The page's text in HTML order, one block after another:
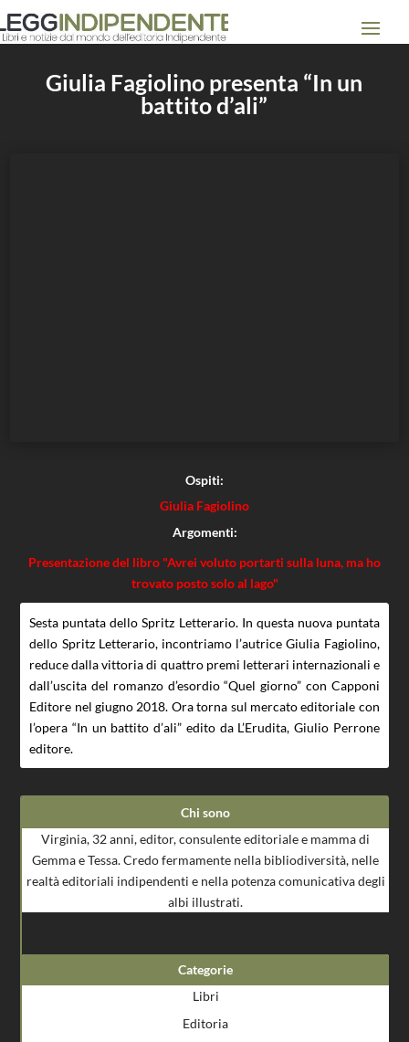
Giulia Fagiolino presenta “In un
battito d’ali”
Ospiti:
Giulia Fagiolino
Argomenti:
Presentazione del libro "Avrei voluto portarti sulla luna, ma ho
trovato posto solo al lago"
Sesta puntata dello Spritz Letterario. In questa nuova puntata
dello Spritz Letterario, incontriamo l’autrice Giulia Fagiolino,
reduce dalla vittoria di quattro premi letterari internazionali e
dall’uscita del romanzo d’esordio “Quel giorno” con Capponi
Editore nel giugno 2018. Ora torna sul mercato editoriale con
l’opera “In un battito d’ali” edito da L’Erudita, Giulio Perrone
editore.
Chi sono
Virginia, 32 anni, editor, consulente editoriale e mamma di
Gemma e Tessa. Credo fermamente nella bibliodiversità, nelle
realtà editoriali indipendenti e nella potenza comunicativa degli
albi illustrati.
Categorie
Libri
Editoria